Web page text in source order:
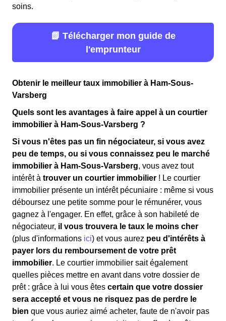
soins.
📗 Télécharger mon guide de
l'emprunteur
Obtenir le meilleur taux immobilier à Ham-Sous-
Varsberg
Quels sont les avantages à faire appel à un courtier
immobilier à Ham-Sous-Varsberg ?
Si vous n'êtes pas un fin négociateur, si vous avez
peu de temps, ou si vous connaissez peu le marché
immobilier à Ham-Sous-Varsberg, vous avez tout
intérêt à trouver un courtier immobilier ! Le courtier
immobilier présente un intérêt pécuniaire : même si vous
déboursez une petite somme pour le rémunérer, vous
gagnez à l'engager. En effet, grâce à son habileté de
négociateur, il vous trouvera le taux le moins cher
(plus d'informations ici) et vous aurez peu d'intérêts à
payer lors du remboursement de votre prêt
immobilier. Le courtier immobilier sait également
quelles pièces mettre en avant dans votre dossier de
prêt : grâce à lui vous êtes certain que votre dossier
sera accepté et vous ne risquez pas de perdre le
bien que vous auriez aimé acheter, faute de n'avoir pas